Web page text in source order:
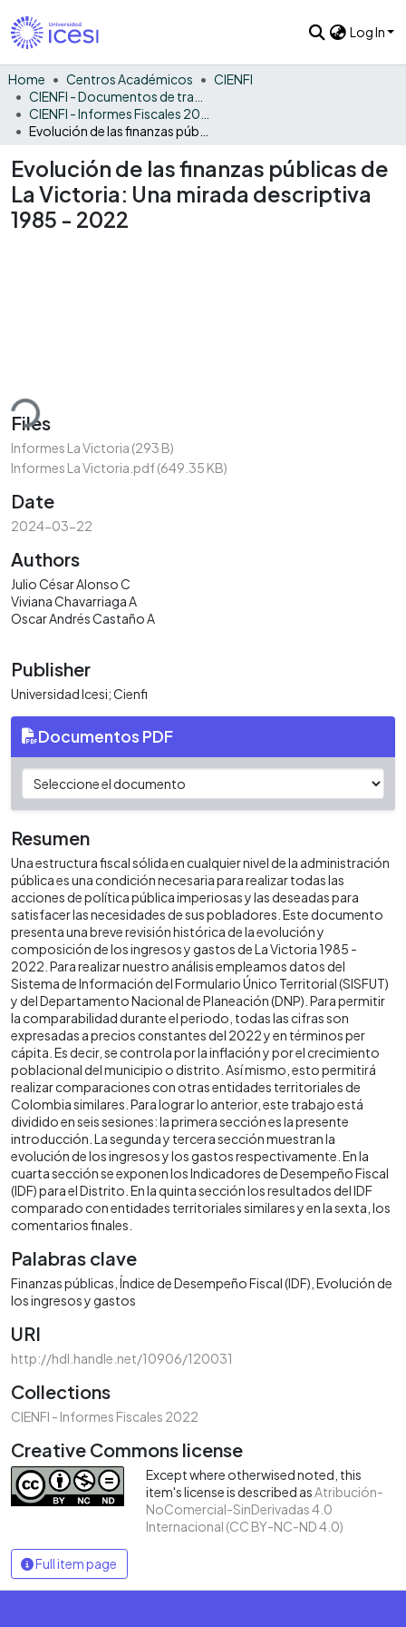
Log In
Home Centros Académicos
CIENFI
Evolución de las finanzas públicas de
La Victoria: Una mirada descriptiva
1985 - 2022
Files
Informes La Victoria (293 B)
Informes La Victoria.pdf(649.35 KB)
Date
2024-03-22
Authors
Julio César Alonso C
Viviana Chavarriaga A
Oscar Andrés Castaño A
Publisher
Universidad Icesi; Cienfi
Documentos PDF
Resumen
Una estructura fiscal sólida en cualquier nivel de la administración
pública es una condición necesaria para realizar todas las
acciones de política pública imperiosas y las deseadas para
satisfacer las necesidades de sus pobladores. Este documento
presenta una breve revisión histórica de la evolución y
composición de los ingresos y gastos de La Victoria 1985 -
2022. Para realizar nuestro análisis empleamos datos del
Sistema de Información del Formulario Único Territorial (SISFUT)
y del Departamento Nacional de Planeación (DNP). Para permitir
la comparabilidad durante el periodo, todas las cifras son
expresadas a precios constantes del 2022 y en términos per
cápita. Es decir, se controla por la inflación y por el crecimiento
poblacional del municipio o distrito. Así mismo, esto permitirá
realizar comparaciones con otras entidades territoriales de
Colombia similares. Para lograr lo anterior, este trabajo está
dividido en seis sesiones: la primera sección es la presente
introducción. La segunda y tercera sección muestran la
evolución de los ingresos y los gastos respectivamente. En la
cuarta sección se exponen los Indicadores de Desempeño Fiscal
(IDF) para el Distrito. En la quinta sección los resultados del IDF
comparado con entidades territoriales similares y en la sexta, los
comentarios finales.
Palabras clave
Finanzas públicas Índice de Desempeño Fiscal (IDF) Evolución de
los ingresos y gastos
URI
http://hdl.handle.net/10906/120031
Collections
CIENFI - Informes Fiscales 2022
Creative Commons license
Except where otherwised noted, this
item's license is described asAtribución-
NoComercial-SinDerivadas 4.0
Internacional (CC BY-NC-ND 4.0)
Full item page